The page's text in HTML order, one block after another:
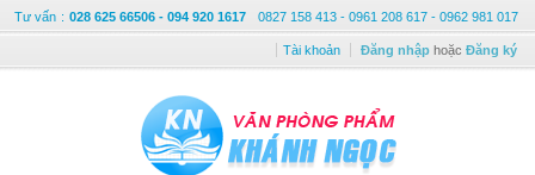
Tư vấn : 028 625 66506 - 094 920 1617 0827 158 413 - 0961 208 617 - 0962 981 017
Tài khoản Đăng nhập hoặc Đăng ký